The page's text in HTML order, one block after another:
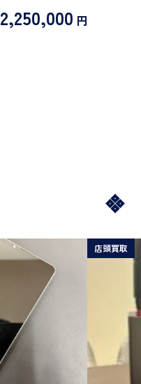
2,250,000 円
店頭買取